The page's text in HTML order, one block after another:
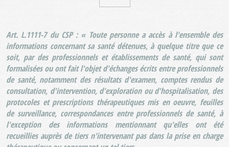
Art. L.1111-7 du CSP : « Toute personne a accès à l'ensemble des
informations concernant sa santé détenues, à quelque titre que ce
soit, par des professionnels et établissements de santé, qui sont
formalisées ou ont fait l'objet d'échanges écrits entre professionnels
de santé, notamment des résultats d'examen, comptes rendus de
consultation, d'intervention, d'exploration ou d'hospitalisation, des
protocoles et prescriptions thérapeutiques mis en oeuvre, feuilles
de surveillance, correspondances entre professionnels de santé, à
l'exception des informations mentionnant qu'elles ont été
recueillies auprès de tiers n'intervenant pas dans la prise en charge